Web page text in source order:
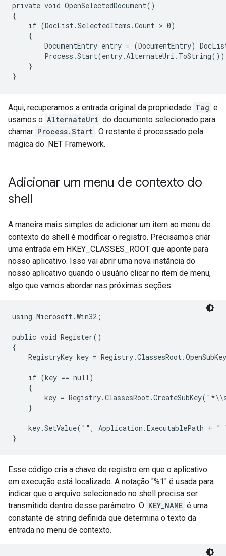
private void OpenSelectedDocument()
{
    if (DocList.SelectedItems.Count > 0)
    {
DocumentEntry entry = (DocumentEntry)
    }
Aqui, recuperamos a entrada original da propriedade Tag e
usamos o AlternateUri do documento selecionado para
chamar Process.Start . O restante é processado pela
mágica do .NET Framework.
Adicionar um menu de contexto do
shell
A maneira mais simples de adicionar um item ao menu de
contexto do shell é modificar o registro. Precisamos criar
uma entrada em HKEY_CLASSES_ROOT que aponte para
nosso aplicativo. Isso vai abrir uma nova instância do
nosso aplicativo quando o usuário clicar no item de menu,
algo que vamos abordar nas próximas seções.
using Microsoft.Win32;
public void Register()
{
RegistryKey key =
    if (key == null)
    {
key =
    }
key.SetValue("", Application.ExecutablePath + "
}
Esse código cria a chave de registro em que o aplicativo
em execução está localizado. A notação "%1" é usada para
indicar que o arquivo selecionado no shell precisa ser
transmitido dentro desse parâmetro. O KEY_NAME é uma
constante de string definida que determina o texto da
entrada no menu de contexto.